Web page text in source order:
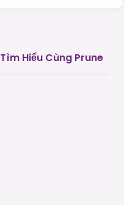
Tìm Hiểu Cùng Prune